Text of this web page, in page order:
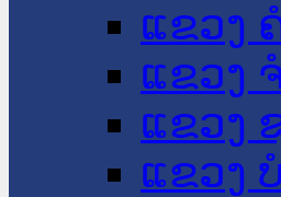
ແຂວງ
ແຂວງ
ແຂວງ
ແຂວງ